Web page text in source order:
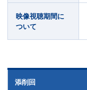
映像視聴期間に
ついて
添削回